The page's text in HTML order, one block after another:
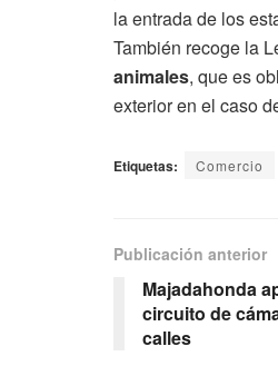
la entrada de los
También recoge la
animales, que es
exterior en el caso
Etiquetas: Comercio
Publicación anterior
Majadahonda
circuito de
calles